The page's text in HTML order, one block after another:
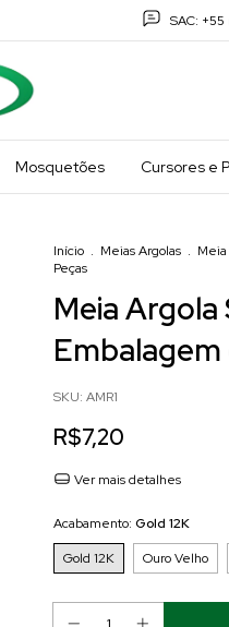
SAC: +55
Mosquetões Cursores e
Início . Meias Argolas .
Peças
Meia
SKU: AMR1
R$7,20
Ver mais detalhes
Acabamento: Gold 12K
Gold 12K
Ouro Velho